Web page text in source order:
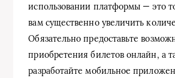
использовании платформы — это
вам существенно увеличить
Обязательно предоставьте
приобретения билетов онлайн, а
разработайте мобильное